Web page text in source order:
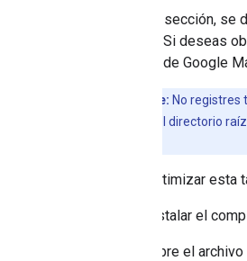
En esta sección,
segura. Si deseas
artículo de Google
Importante: No registres
encuentra en el directorio
Para optimizar
Para instalar el
Abre el archivo